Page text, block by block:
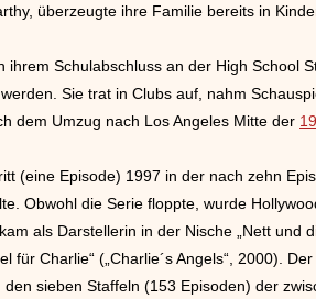
überzeugte ihre Familie bereits in
Schulabschluss an der High School
Sie trat in Clubs auf, nahm
dem Umzug nach Los Angeles Mitte der
(eine Episode) 1997 in der nach zehn
Obwohl die Serie floppte, wurde
als Darstellerin in der Nische „Nett und
für Charlie“ („Charlie´s Angels“, 2000).
den sieben Staffeln (153 Episoden) der